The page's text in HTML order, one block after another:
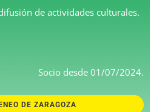
de actividades culturales.
Socio desde 01/07/2024.
DE ZARAGOZA